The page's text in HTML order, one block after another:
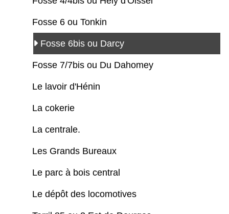
Fosse 6 ou Tonkin
Fosse 6bis ou Darcy
Fosse 7/7bis ou Du Dahomey
Le lavoir d'Hénin
La cokerie
La centrale.
Les Grands Bureaux
Le parc à bois central
Le dépôt des locomotives